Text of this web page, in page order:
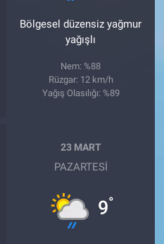
Bölgesel düzensiz yağmur
yağışlı
Nem: %88
Rüzgar: 12 km/h
Yağış Olasılığı: %89
23 MART
PAZARTESI
9°